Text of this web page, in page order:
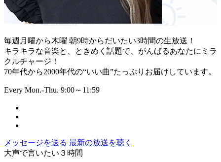
毎週月曜から木曜 朝9時からだいたい3時間の生放送！
キラキラな音楽と、ときめく話題で、がんばるあなたにミラ
クルチャージ！
70年代から2000年代の“いい曲”たっぷりお届けしています。
Every Mon.-Thu. 9:00～11:59
メッセージを送る 最新の放送を聴く
大声で言いたい３時間